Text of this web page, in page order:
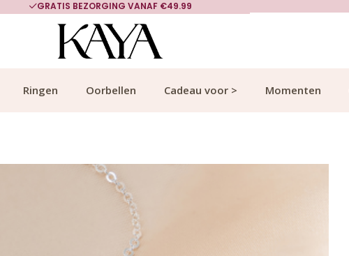
GRATIS BEZORGING VANAF €49.99
Ringen Oorbellen Cadeau voor > Momenten